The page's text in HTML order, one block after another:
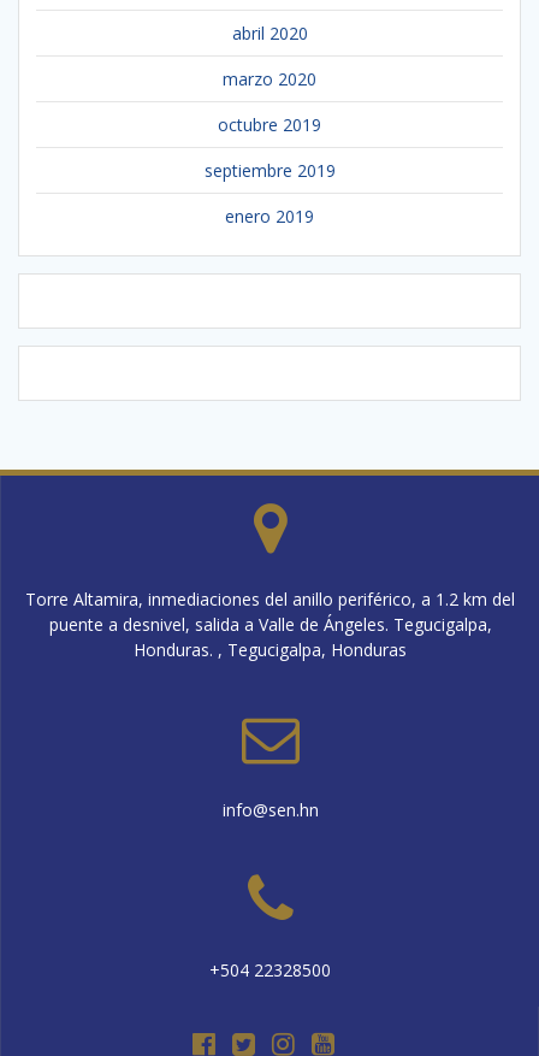
abril 2020
marzo 2020
octubre 2019
septiembre 2019
enero 2019
Torre Altamira, inmediaciones del anillo periférico, a 1.2 km del
puente a desnivel, salida a Valle de Ángeles. Tegucigalpa,
Honduras. , Tegucigalpa, Honduras
info@sen.hn
+504 22328500